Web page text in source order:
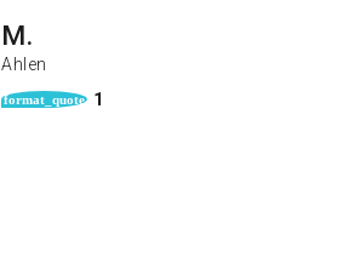
M.
Ahlen
format_quote 1